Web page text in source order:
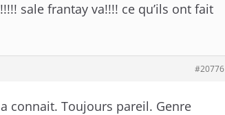
sale frantay va!!!! ce qu’ils ont fait
#20776
connait. Toujours pareil. Genre